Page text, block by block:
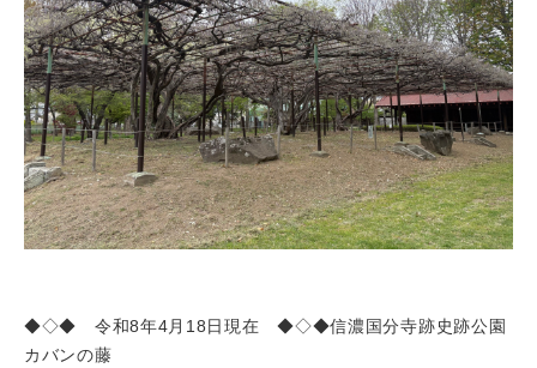
◆◇◆ 令和8年4月18日現在 ◆◇◆信濃国分寺跡史跡公園
カバンの藤